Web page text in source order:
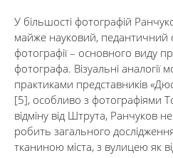
У більшості фотографій
майже науковий, педантичний
фотографії – основного виду
фотографа. Візуальні аналогії
практиками представників
[5], особливо з фотографіями
відміну від Штрута, Ранчуков
робить загального
тканиною міста, з вулицею як